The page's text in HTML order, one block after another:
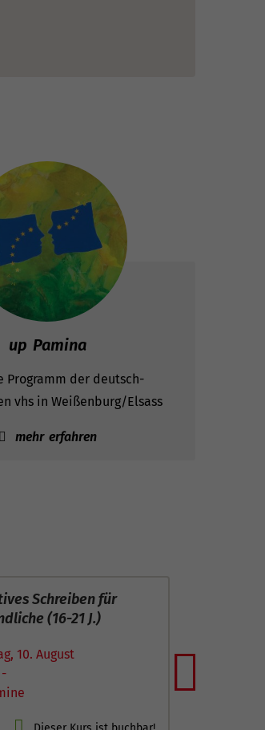
up Pamina
Programm der deutsch-
vhs in Weißenburg/Elsass
mehr erfahren
17
Aug
Deutsch als Fremdsprache
A2.1
Montag, 17. August